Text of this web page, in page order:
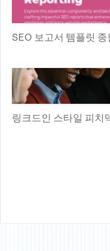
SEO 보고서 템플릿 종
링크드인 스타일 피치